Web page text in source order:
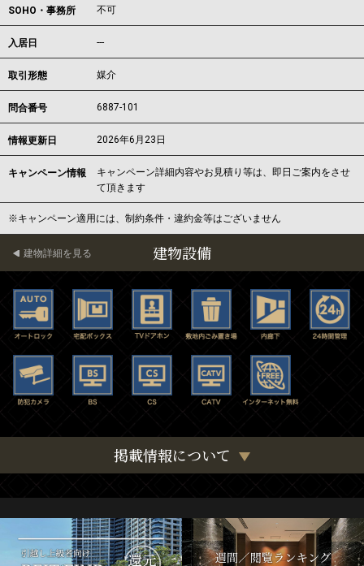
SOHO・事務所 不可
入居日 ---
取引形態 媒介
問合番号 6887-101
情報更新日 2026年6月23日
キャンペーン情報
キャンペーン詳細内容やお見積り等は、即日ご案内をさせ
て頂きます
※キャンペーン適用には、制約条件・違約金等はございません
建物設備
建物詳細を見る
掲載情報について